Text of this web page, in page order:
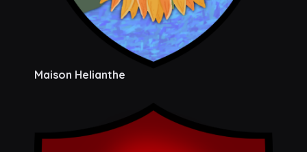
Maison Helianthe